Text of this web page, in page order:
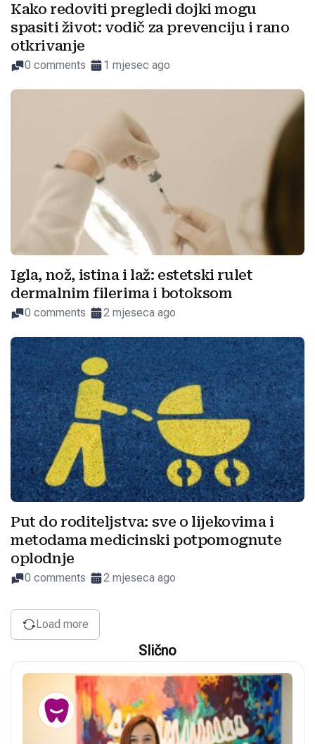
Kako redoviti pregledi dojki mogu
spasiti život: vodič za prevenciju i rano
otkrivanje
0 comments 1 mjesec ago
Igla, nož, istina i laž: estetski rulet
dermalnim filerima i botoksom
0 comments 2 mjeseca ago
Put do roditeljstva: sve o lijekovima i
metodama medicinski potpomognute
oplodnje
0 comments 2 mjeseca ago
Load more
Slično